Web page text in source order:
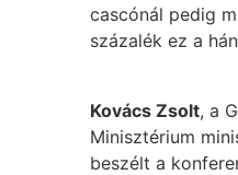
cascónál pedig
százalék ez a
Kovács Zsolt, a
Minisztérium
beszélt a